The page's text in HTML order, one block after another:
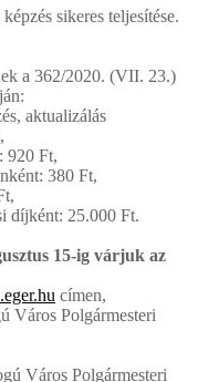
sikeres teljesítése.
a 362/2020. (VII. 23.)
aktualizálás
920 Ft,
380 Ft,
díjként: 25.000 Ft.
15-ig várjuk az
címen,
Város Polgármesteri
Város Polgármesteri